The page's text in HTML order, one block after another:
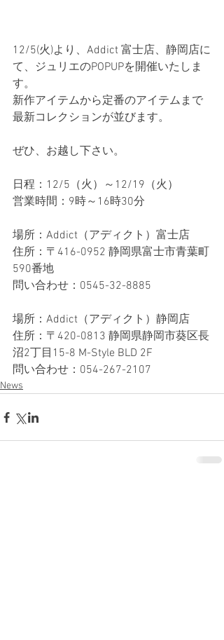
12/5(火)より、Addict 富士店、静岡店に
て、ジュリエのPOPUPを開催いたしま
す。
新作アイテムから定番のアイテムまで
最新コレクションが並びます。
ぜひ、お越し下さい。
日程：12/5（火）～12/19（火）
営業時間：9時～16時30分
場所：Addict（アディクト）富士店
住所：〒416-0952 静岡県富士市青葉町
590番地
問い合わせ：0545-32-8885
場所：Addict（アディクト）静岡店
住所：〒420-0813 静岡県静岡市葵区長
沼2丁目15-8 M-Style BLD 2F
問い合わせ：054-267-2107
News